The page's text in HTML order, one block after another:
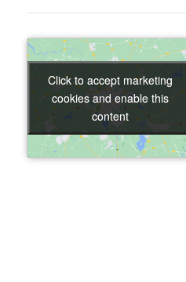
Click to accept marketing
cookies and enable this
content
Click to accept marketing
cookies and enable this
content